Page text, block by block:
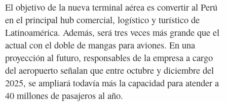
El objetivo de la nueva terminal aérea es convertir al Perú
en el principal hub comercial, logístico y turístico de
Latinoamérica. Además, será tres veces más grande que el
actual con el doble de mangas para aviones. En una
proyección al futuro, responsables de la empresa a cargo
del aeropuerto señalan que entre octubre y diciembre del
2025, se ampliará todavía más la capacidad para atender a
40 millones de pasajeros al año.